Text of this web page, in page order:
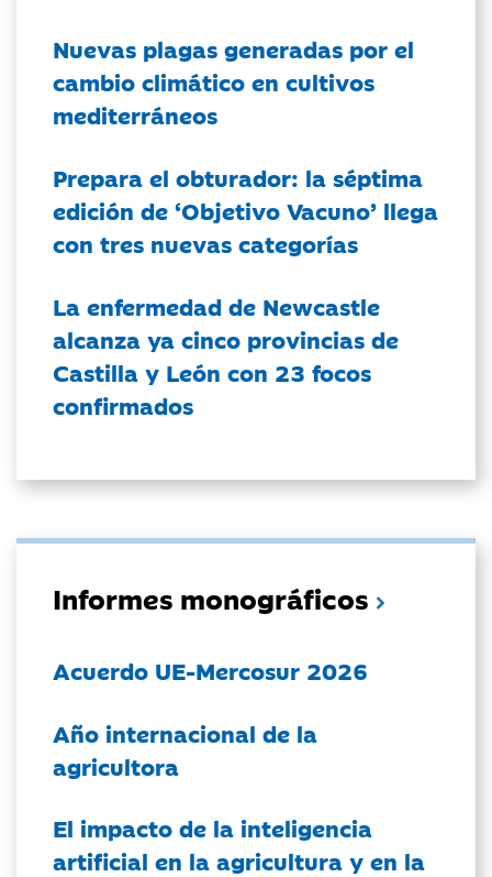
Nuevas plagas generadas por el
cambio climático en cultivos
mediterráneos
Prepara el obturador: la séptima
edición de ‘Objetivo Vacuno’ llega
con tres nuevas categorías
La enfermedad de Newcastle
alcanza ya cinco provincias de
Castilla y León con 23 focos
confirmados
Informes monográficos
Acuerdo UE-Mercosur 2026
Año internacional de la
agricultora
El impacto de la inteligencia
artificial en la agricultura y en la